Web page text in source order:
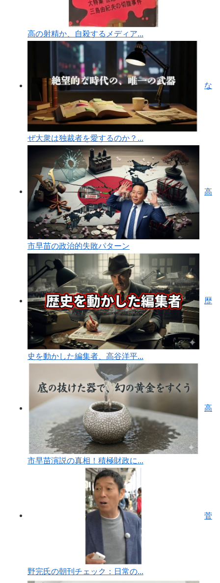
高の射精か、自殺するメディア...
な
ぜ大衆は独裁者を愛するのか？...
高
市早苗の政治的失敗パターン
歴
史を動かした編集者、高谷洋平...
高
市早苗演説の真相！積極財政に...
菅
野完氏の朝刊チェック：日常の...